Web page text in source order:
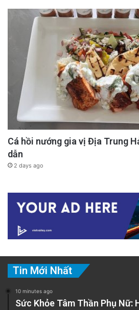
Cá hồi nướng gia vị Địa Trung
dẫn
2 days ago
Tin Mới Nhất
10 minutes ago
Sức Khỏe Tâm Thần Phụ Nữ: